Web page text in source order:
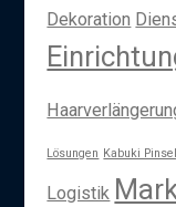
Dekoration
Lösungen Kabuki Pinsel
Logistik